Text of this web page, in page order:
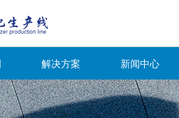
解决方案 新闻中心